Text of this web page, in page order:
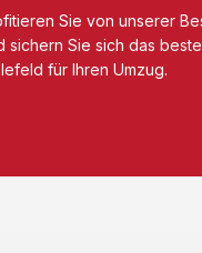
Sie von unserer
sichern Sie sich das
für Ihren Umzug.